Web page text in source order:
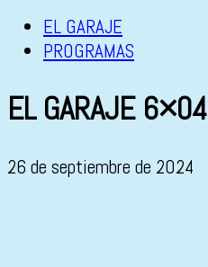
EL GARAJE
PROGRAMAS
EL GARAJE 6×04
26 de septiembre de 2024